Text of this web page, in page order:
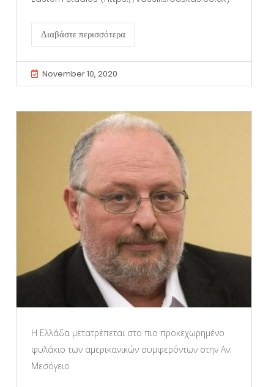
Διαβάστε περισσότερα
November 10, 2020
Η Ελλάδα μετατρέπεται στο πιο προκεχωρημένο
φυλάκιο των αμερικανικών συμφερόντων στην Αν.
Μεσόγειο